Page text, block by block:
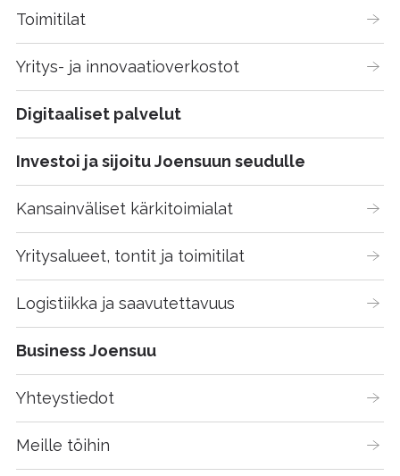
Toimitilat
Yritys- ja innovaatioverkostot
Digitaaliset palvelut
Investoi ja sijoitu Joensuun seudulle
Kansainväliset kärkitoimialat
Yritysalueet, tontit ja toimitilat
Logistiikka ja saavutettavuus
Business Joensuu
Yhteystiedot
Meille töihin